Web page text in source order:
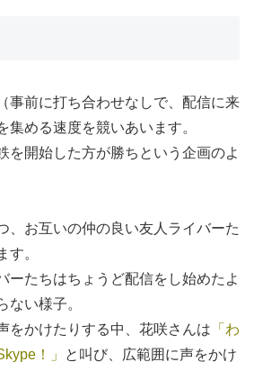
事前に打ち合わせなしで、配信に来
集める速度を競いあいます。
を開始した方が勝ちという企画のよ
、お互いの仲の良い友人ライバーた
す。
ーたちはちょうど配信をし始めたよ
ない様子。
をかけたりする中、花咲さんは 「わ
！」
と叫び、広範囲に声をかけ